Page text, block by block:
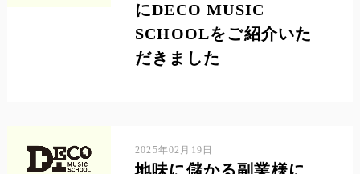
にDECO MUSIC
SCHOOLをご紹介いた
だきました
2025年02月19日
地味に儲かる副業様に